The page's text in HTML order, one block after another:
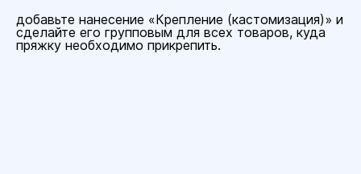
добавьте нанесение «Крепление (кастомизация)» и
сделайте его групповым для всех товаров, куда
пряжку необходимо прикрепить.